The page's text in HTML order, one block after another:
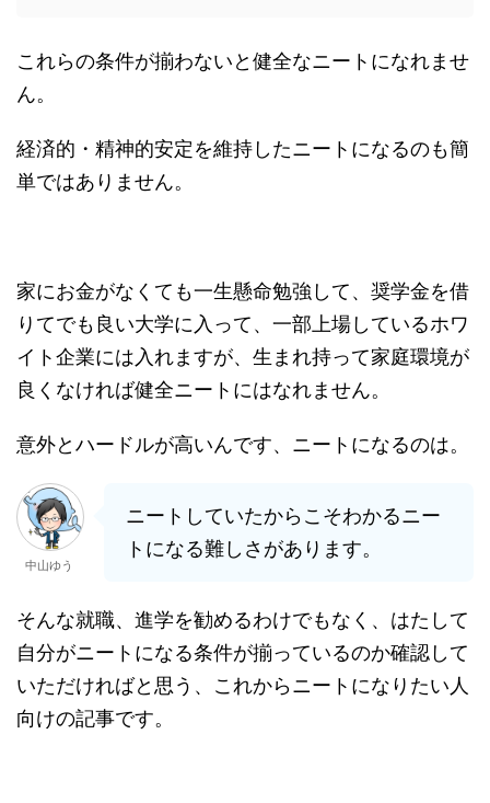
これらの条件が揃わないと健全なニートになれませ
ん。
経済的・精神的安定を維持したニートになるのも簡
単ではありません。
家にお金がなくても一生懸命勉強して、奨学金を借
りてでも良い大学に入って、一部上場しているホワ
イト企業には入れますが、生まれ持って家庭環境が
良くなければ健全ニートにはなれません。
意外とハードルが高いんです、ニートになるのは。
中山ゆう
ニートしていたからこそわかるニー
トになる難しさがあります。
そんな就職、進学を勧めるわけでもなく、はたして
自分がニートになる条件が揃っているのか確認して
いただければと思う、これからニートになりたい人
向けの記事です。